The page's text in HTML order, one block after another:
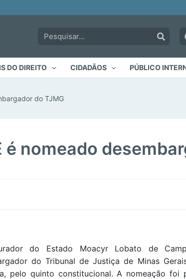
Pesquisar:
DO DIREITO CIDADÃOS PÚBLICO
do TJMG
é nomeado
do Estado Moacyr Lobato de
do Tribunal de Justiça de Minas
pelo quinto constitucional. A nomeação foi